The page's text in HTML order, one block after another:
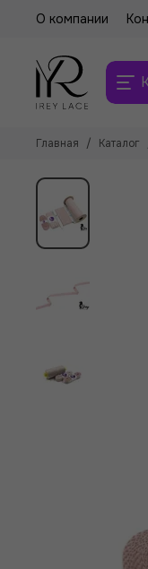
О компании
Главная Каталог